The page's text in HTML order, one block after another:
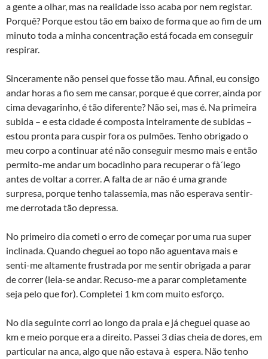
a gente a olhar, mas na realidade isso acaba por nem registar.
Porquê? Porque estou tão em baixo de forma que ao fim de um
minuto toda a minha concentração está focada em conseguir
respirar.
Sinceramente não pensei que fosse tão mau. Afinal, eu consigo
andar horas a fio sem me cansar, porque é que correr, ainda por
cima devagarinho, é tão diferente? Não sei, mas é. Na primeira
subida – e esta cidade é composta inteiramente de subidas –
estou pronta para cuspir fora os pulmões. Tenho obrigado o
meu corpo a continuar até não conseguir mesmo mais e então
permito-me andar um bocadinho para recuperar o fà´lego
antes de voltar a correr. A falta de ar não é uma grande
surpresa, porque tenho talassemia, mas não esperava sentir-
me derrotada tão depressa.
No primeiro dia cometi o erro de começar por uma rua super
inclinada. Quando cheguei ao topo não aguentava mais e
senti-me altamente frustrada por me sentir obrigada a parar
de correr (leia-se andar. Recuso-me a parar completamente
seja pelo que for). Completei 1 km com muito esforço.
No dia seguinte corri ao longo da praia e já cheguei quase ao
km e meio porque era a direito. Passei 3 dias cheia de dores, em
particular na anca, algo que não estava à espera. Não tenho